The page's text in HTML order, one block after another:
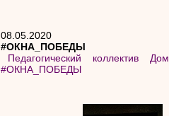
08.05.2020
#ОКНА_ПОБЕДЫ
Педагогический коллектив
#ОКНА_ПОБЕДЫ